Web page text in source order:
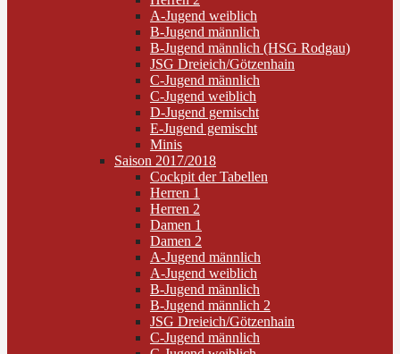
A-Jugend weiblich
B-Jugend männlich
B-Jugend männlich (HSG Rodgau)
JSG Dreieich/Götzenhain
C-Jugend männlich
C-Jugend weiblich
D-Jugend gemischt
E-Jugend gemischt
Minis
Saison 2017/2018
Cockpit der Tabellen
Herren 1
Herren 2
Damen 1
Damen 2
A-Jugend männlich
A-Jugend weiblich
B-Jugend männlich
B-Jugend männlich 2
JSG Dreieich/Götzenhain
C-Jugend männlich